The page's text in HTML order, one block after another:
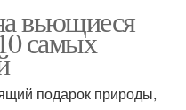
вьющиеся
самых
подарок природы,